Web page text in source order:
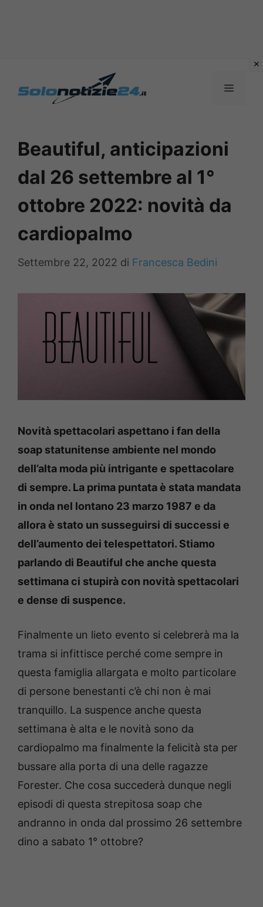
MENU
Beautiful, anticipazioni
dal 26 settembre al 1°
ottobre 2022: novità da
cardiopalmo
Settembre 22, 2022 di Francesca Bedini
Novità spettacolari aspettano i fan della
soap statunitense ambiente nel mondo
dell’alta moda più intrigante e spettacolare
di sempre. La prima puntata è stata mandata
in onda nel lontano 23 marzo 1987 e da
allora è stato un susseguirsi di successi e
dell’aumento dei telespettatori. Stiamo
parlando di Beautiful che anche questa
settimana ci stupirà con novità spettacolari
e dense di suspence.
Finalmente un lieto evento si celebrerà ma la
trama si infittisce perché come sempre in
questa famiglia allargata e molto particolare
di persone benestanti c’è chi non è mai
tranquillo. La suspence anche questa
settimana è alta e le novità sono da
cardiopalmo ma finalmente la felicità sta per
bussare alla porta di una delle ragazze
Forester. Che cosa succederà dunque negli
episodi di questa strepitosa soap che
andranno in onda dal prossimo 26 settembre
dino a sabato 1° ottobre?